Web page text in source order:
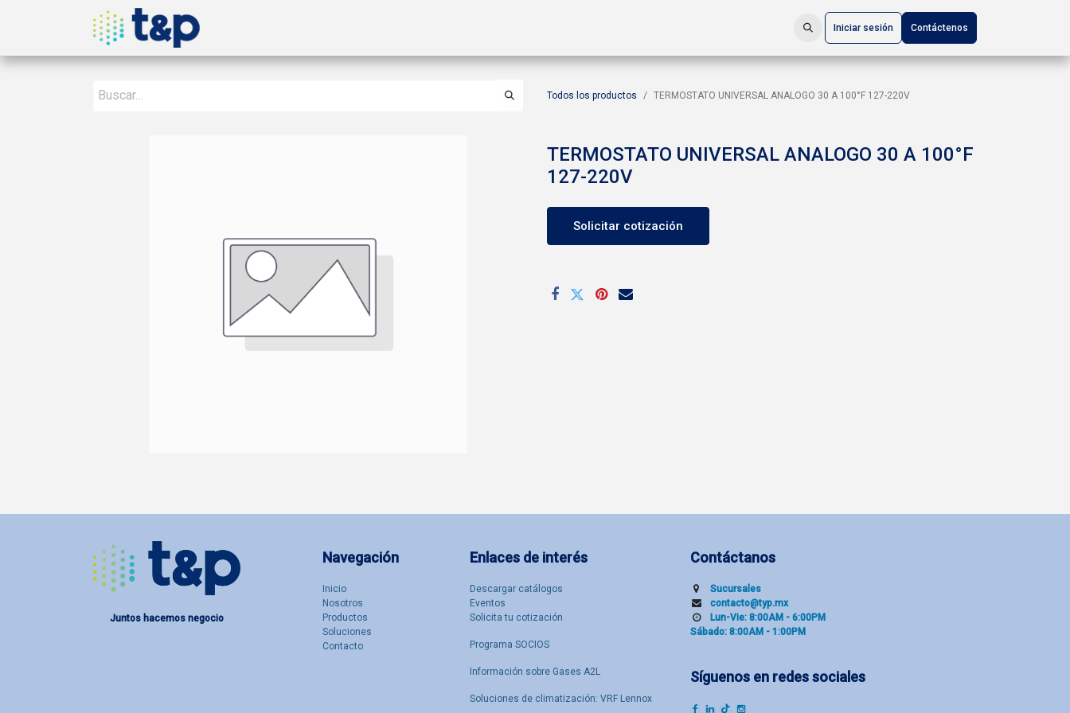
Iniciar sesión Contáctenos
Todos los productos TERMOSTATO UNIVERSAL ANALOGO 30 A 100°F 127-220V
TERMOSTATO UNIVERSAL ANALOGO 30 A 100°F
127-220V
Solicitar cotización
Enlaces de interés
Descargar catálogos
Eventos
Solicita tu cotización
Programa SOCIOS
Información sobre Gases A2L
Soluciones de climatización: VRF Lennox
Navegación
Inicio
Nosotro​s
Productos
Soluciones
Contacto
Contáctanos
Sucu​rsal​es
contacto@typ.mx
Lun-Vie: 8:00AM - 6:00PM
Sábado: 8:00AM - 1:00PM
Síguenos en redes sociales
Juntos hacemos negocio